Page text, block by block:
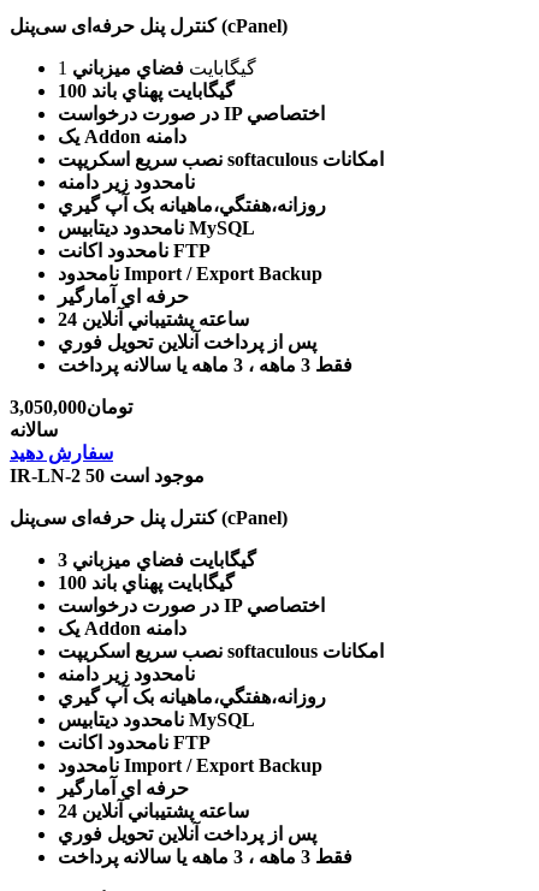
کنترل پنل حرفه‌ای سی‌پنل (cPanel)
1 گيگابايت فضاي ميزباني
100 گيگابايت پهناي باند
در صورت درخواست
IP اختصاصي
یک Addon دامنه
نصب سريع اسکريپت softaculous امکانات
نامحدود زير دامنه
روزانه،هفتگي،ماهيانه بک آپ گيري
نامحدود ديتابيس MySQL
نامحدود اکانت FTP
نامحدود Import / Export Backup
حرفه اي آمارگير
24 ساعته پشتيباني آنلاين
پس از پرداخت آنلاين تحويل فوري
فقط 3 ماهه ، 3 ماهه يا سالانه
پرداخت
3,050,000تومان
سالانه
سفارش دهید
IR-LN-2
50 موجود است
کنترل پنل حرفه‌ای سی‌پنل (cPanel)
3 گيگابايت فضاي ميزباني
100 گيگابايت پهناي باند
در صورت درخواست
IP اختصاصي
یک Addon دامنه
نصب سريع اسکريپت softaculous امکانات
نامحدود زير دامنه
روزانه،هفتگي،ماهيانه بک آپ گيري
نامحدود ديتابيس MySQL
نامحدود اکانت FTP
نامحدود Import / Export Backup
حرفه اي آمارگير
24 ساعته پشتيباني آنلاين
پس از پرداخت آنلاين تحويل فوري
فقط 3 ماهه ، 3 ماهه يا سالانه
پرداخت